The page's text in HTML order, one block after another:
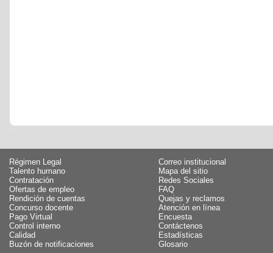
Régimen Legal
Talento humano
Contratación
Ofertas de empleo
Rendición de cuentas
Concurso docente
Pago Virtual
Control interno
Calidad
Buzón de notificaciones
Correo institucional
Mapa del sitio
Redes Sociales
FAQ
Quejas y reclamos
Atención en línea
Encuesta
Contáctenos
Estadísticas
Glosario